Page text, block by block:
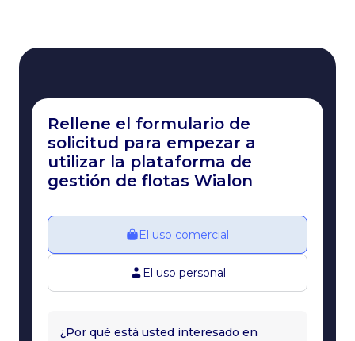
Rellene el formulario de
solicitud para empezar a
utilizar la plataforma de
gestión de flotas Wialon
El uso comercial
El uso personal
¿Por qué está usted interesado en